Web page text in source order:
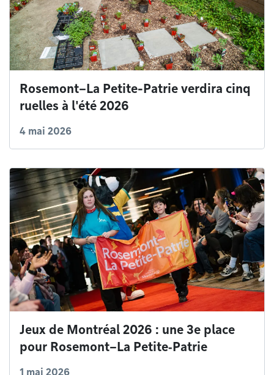
Rosemont–La Petite-Patrie verdira cinq
ruelles à l'été 2026
4 mai 2026
Jeux de Montréal 2026 : une 3e place
pour Rosemont–La Petite‑Patrie
1 mai 2026